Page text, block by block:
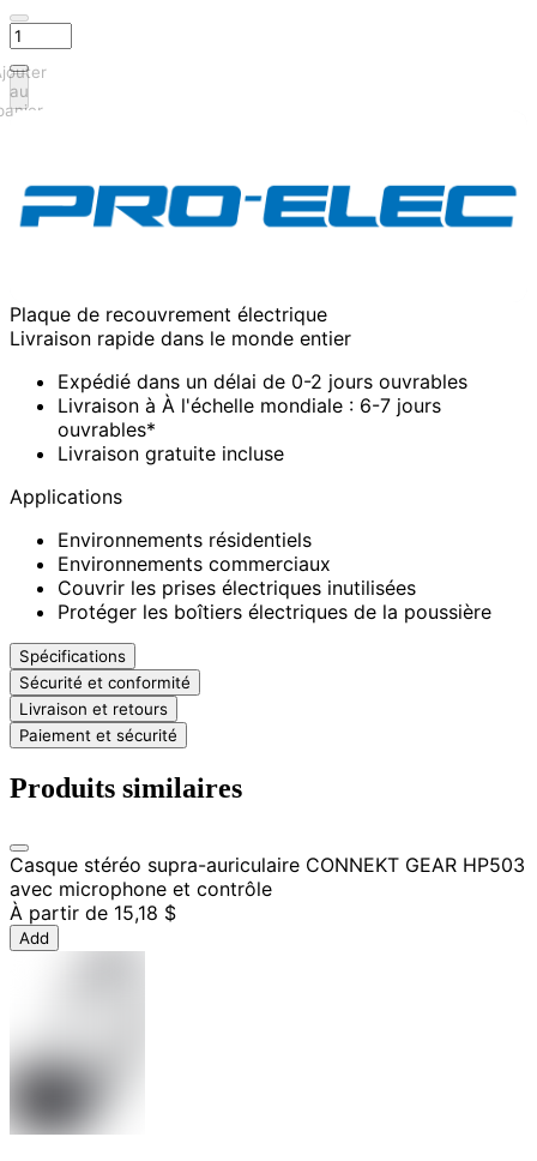
au
Plaque de recouvrement électrique
Livraison rapide dans le monde entier
Expédié dans un délai de 0-2 jours ouvrables
Livraison à À l'échelle mondiale : 6-7 jours
ouvrables*
Livraison gratuite incluse
Applications
Environnements résidentiels
Environnements commerciaux
Couvrir les prises électriques inutilisées
Protéger les boîtiers électriques de la poussière
Spécifications
Sécurité et conformité
Livraison et retours
Paiement et sécurité
Produits similaires
Casque stéréo supra-auriculaire CONNEKT GEAR HP503
avec microphone et contrôle
À partir de 15,18 $
Add